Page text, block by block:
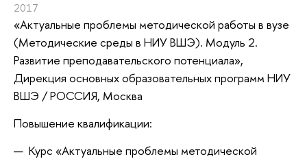
2017
«Актуальные проблемы методической работы в вузе
(Методические среды в НИУ ВШЭ). Модуль 2.
Развитие преподавательского потенциала»,
Дирекция основных образовательных программ НИУ
ВШЭ / РОССИЯ, Москва
Повышение квалификации:
Курс «Актуальные проблемы методической